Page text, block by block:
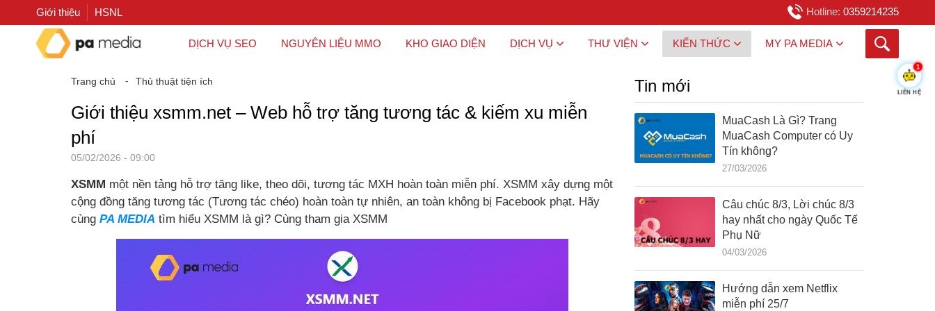
Giới thiệu HSNL Hotline: 0359214235
DỊCH VỤ SEO NGUYÊN LIỆU MMO KHO GIAO DIỆN DỊCH VỤ THƯ VIỆN KIẾN THỨC MY PA MEDIA
Trang chủ ⁃ Thủ thuật tiện ích
Giới thiệu xsmm.net – Web hỗ trợ tăng tương tác & kiếm xu miễn
phí
05/02/2026 - 09:00
XSMM một nền tảng hỗ trợ tăng like, theo dõi, tương tác MXH hoàn toàn miễn phí. XSMM xây dựng một
cộng đồng tăng tương tác (Tương tác chéo) hoàn toàn tự nhiên, an toàn không bị Facebook phạt. Hãy
cùng PA MEDIA tìm hiểu XSMM là gì? Cùng tham gia XSMM
Tin mới
MuaCash Là Gì? Trang
MuaCash Computer có Uy
Tín không?
27/03/2026
Câu chúc 8/3, Lời chúc 8/3
hay nhất cho ngày Quốc Tế
Phụ Nữ
04/03/2026
Hướng dẫn xem Netflix
miễn phí 25/7
1
LIÊN HỆ